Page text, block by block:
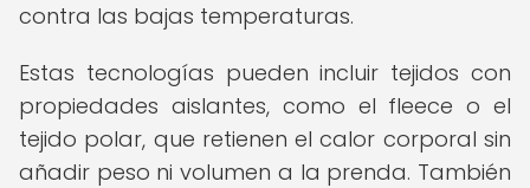
contra las bajas temperaturas.
Estas tecnologías pueden incluir tejidos con
propiedades aislantes, como el fleece o el
tejido polar, que retienen el calor corporal sin
añadir peso ni volumen a la prenda. También